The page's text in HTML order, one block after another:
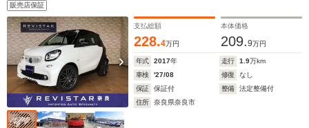
ル・追突警告機能・レーンキーピングアシスト・バック
カメラ・コーナーセンサー・デイライト・パドルシフト
販売店保証
支払総額
228.4万円
本体価格
209.9万円
年式 2017年 走行 1.9万km
車検
'27/08 修復
なし
保証
保証付 整備
法定整備付
住所
奈良県奈良市